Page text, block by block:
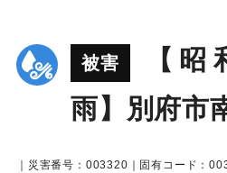
被害
【昭
雨】別府市
｜災害番号：003320｜固有コード：